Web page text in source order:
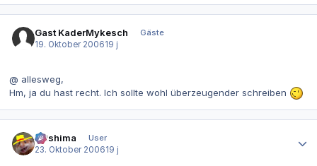
Gast KaderMykesch
Gäste
19. Oktober 200619 j
@ allesweg,
Hm, ja du hast recht. Ich sollte wohl überzeugender schreiben
Urishima
User
23. Oktober 200619 j